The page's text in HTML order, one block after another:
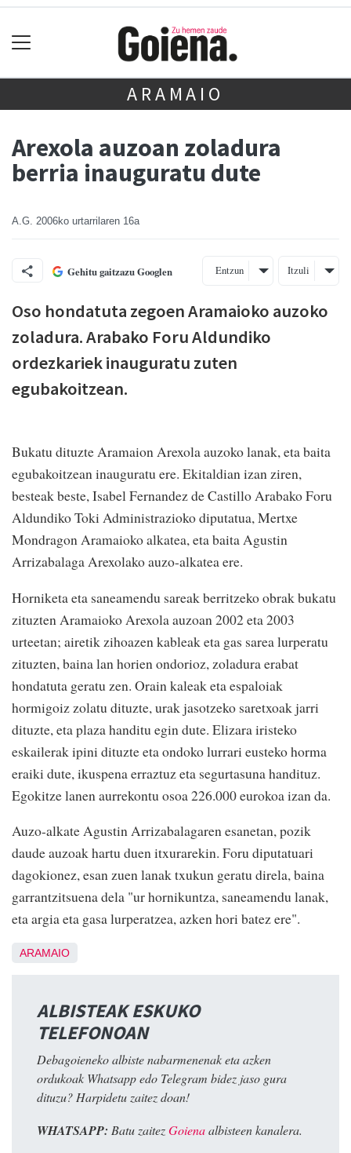
ARAMAIO
Arexola auzoan zoladura
berria inauguratu dute
A.G. 2006ko urtarrilaren 16a
Gehitu gaitzazu Googlen Entzun Itzuli
Oso hondatuta zegoen Aramaioko auzoko
zoladura. Arabako Foru Aldundiko
ordezkariek inauguratu zuten
egubakoitzean.
Bukatu dituzte Aramaion Arexola auzoko lanak, eta baita
egubakoitzean inauguratu ere. Ekitaldian izan ziren,
besteak beste, Isabel Fernandez de Castillo Arabako Foru
Aldundiko Toki Administrazioko diputatua, Mertxe
Mondragon Aramaioko alkatea, eta baita Agustin
Arrizabalaga Arexolako auzo-alkatea ere.
Horniketa eta saneamendu sareak berritzeko obrak bukatu
zituzten Aramaioko Arexola auzoan 2002 eta 2003
urteetan; airetik zihoazen kableak eta gas sarea lurperatu
zituzten, baina lan horien ondorioz, zoladura erabat
hondatuta geratu zen. Orain kaleak eta espaloiak
hormigoiz zolatu dituzte, urak jasotzeko saretxoak jarri
dituzte, eta plaza handitu egin dute. Elizara iristeko
eskailerak ipini dituzte eta ondoko lurrari eusteko horma
eraiki dute, ikuspena erraztuz eta segurtasuna handituz.
Egokitze lanen aurrekontu osoa 226.000 eurokoa izan da.
Auzo-alkate Agustin Arrizabalagaren esanetan, pozik
daude auzoak hartu duen itxurarekin. Foru diputatuari
dagokionez, esan zuen lanak txukun geratu direla, baina
garrantzitsuena dela "ur hornikuntza, saneamendu lanak,
eta argia eta gasa lurperatzea, azken hori batez ere".
ARAMAIO
ALBISTEAK ESKUKO
TELEFONOAN
Debagoieneko albiste nabarmenenak eta azken
ordukoak Whatsapp edo Telegram bidez jaso gura
dituzu? Harpidetu zaitez doan!
WHATSAPP: Batu zaitezGoienaalbisteen kanalera.